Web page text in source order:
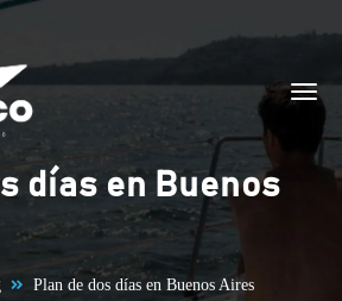
días en Buenos
Plan de dos días en Buenos Aires